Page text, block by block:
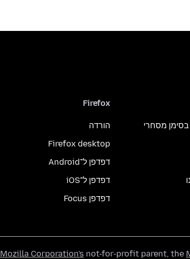
בסימן מסחרי
Firefox
הורדה
Firefox desktop
דפדפן ל־Android
דפדפן ל־iOS
דפדפן Focus
Mozilla Corporation's not-for-profit parent, the